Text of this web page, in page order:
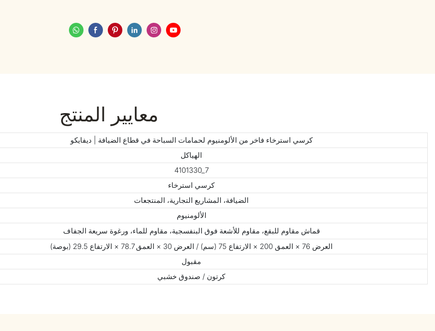
معايير المنتج
كرسي استرخاء فاخر من الألومنيوم لحمامات السباحة في قطاع الضيافة | ديفايكو
الهياكل
4101330_7
كرسي استرخاء
الضيافة، المشاريع التجارية، المنتجعات
الألومنيوم
قماش مقاوم للبقع، مقاوم للأشعة فوق البنفسجية، مقاوم للماء، ورغوة سريعة الجفاف
العرض 76 × العمق 200 × الارتفاع 75 (سم) / العرض 30 × العمق 78.7 × الارتفاع 29.5 (بوصة)
مقبول
كرتون / صندوق خشبي